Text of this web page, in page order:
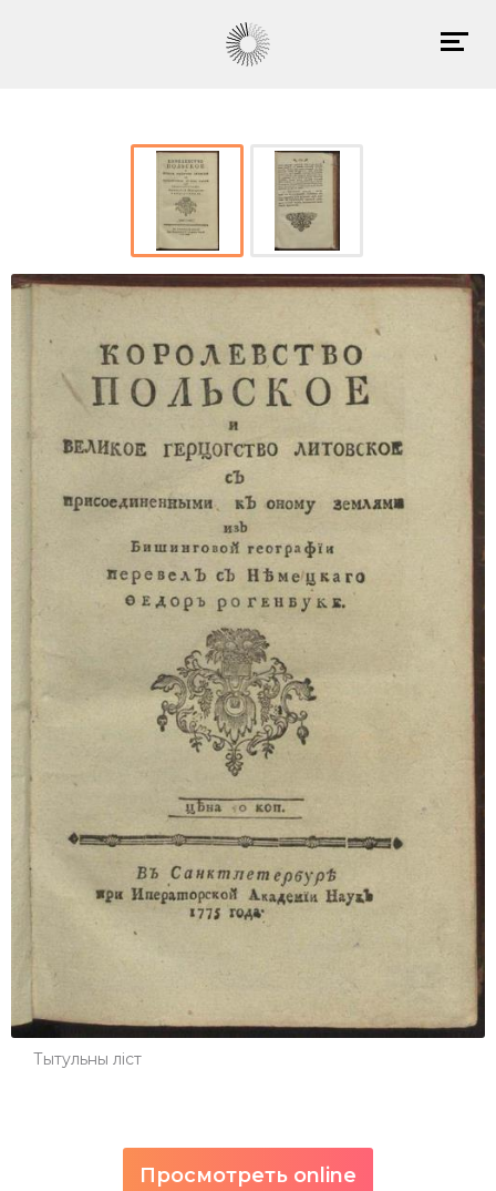
Тытульны ліст
Просмотреть online